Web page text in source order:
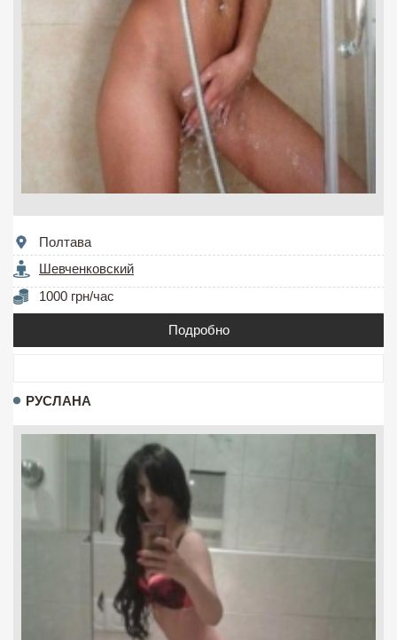
Полтава
Шевченковский
1000 грн/час
Подробно
РУСЛАНА